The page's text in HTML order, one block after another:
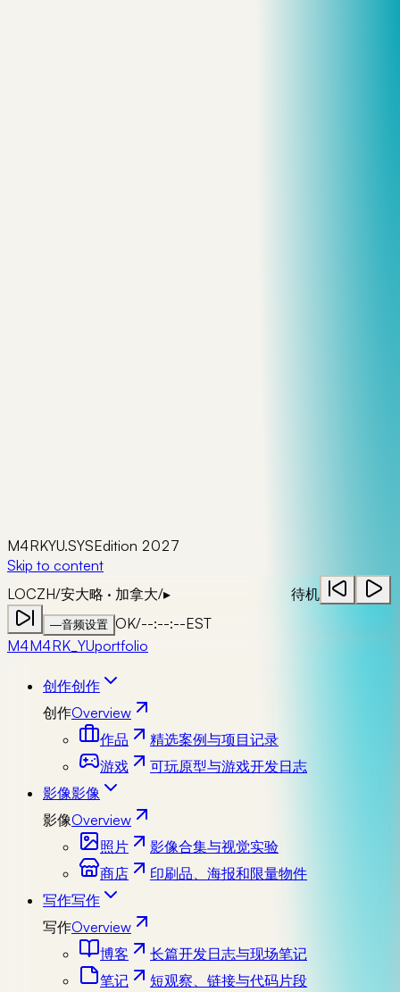
M4RKYU.SYSEdition 2027
Skip to content
LOCZH/安大略 · 加拿大/▸ 待机
—音频设置 OK/--:--:--EST
M4M4RK_YUportfolio
创作创作
创作Overview
作品
精选案例与项目记录
游戏
可玩原型与游戏开发日志
影像影像
影像Overview
照片
影像合集与视觉实验
商店
印刷品、海报和限量物件
写作写作
写作Overview
博客
长篇开发日志与现场笔记
笔记
短观察、链接与代码片段